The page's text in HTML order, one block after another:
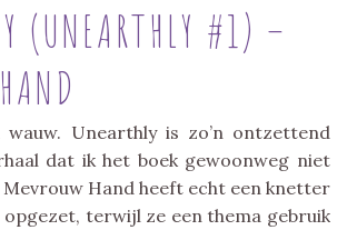
(UNEARTHLY #1) –
wauw. Unearthly is zo’n ontzettend
dat ik het boek gewoonweg niet
Hand heeft echt een knetter
opgezet, terwijl ze een thema gebruik